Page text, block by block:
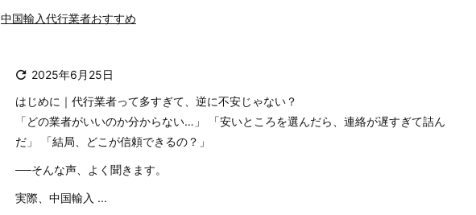
中国輸入代行業者おすすめ
 2025年6月25日
はじめに｜代行業者って多すぎて、逆に不安じゃない？
「どの業者がいいのか分からない…」 「安いところを選んだら、連絡が遅すぎて詰ん
だ」 「結局、どこが信頼できるの？」
──そんな声、よく聞きます。
実際、中国輸入 ...